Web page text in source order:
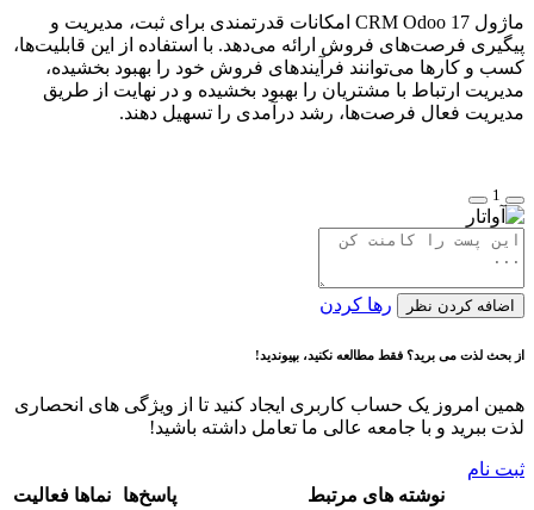
ماژول CRM Odoo 17 امکانات قدرتمندی برای ثبت، مدیریت و
پیگیری فرصت‌های فروش ارائه می‌دهد. با استفاده از این قابلیت‌ها،
کسب و کارها می‌توانند فرآیندهای فروش خود را بهبود بخشیده،
مدیریت ارتباط با مشتریان را بهبود بخشیده و در نهایت از طریق
مدیریت فعال فرصت‌ها، رشد درآمدی را تسهیل دهند.
1
اضافه کردن نظر رها کردن
از بحث لذت می برید؟ فقط مطالعه نکنید، بپیوندید!
همین امروز یک حساب کاربری ایجاد کنید تا از ویژگی های انحصاری
لذت ببرید و با جامعه عالی ما تعامل داشته باشید!
ثبت نام
نوشته های مرتبط
پاسخ‌ها نماها فعالیت